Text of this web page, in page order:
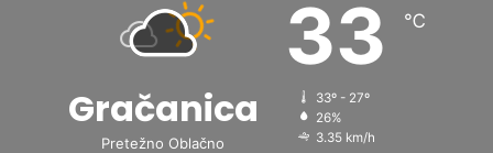
Gračanica
Pretežno Oblačno
33 ℃
33º - 27º
26%
3.35 km/h